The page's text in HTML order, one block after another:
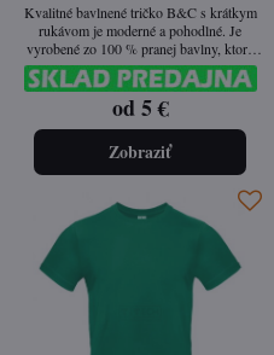
Kvalitné bavlnené tričko B&C s krátkym
rukávom je moderné a pohodlné. Je
vyrobené zo 100 % pranej bavlny, ktorá
zabezpečuje príjemný pocit na tele a vysokú
odolnosť. Má rúrkový strih bez bočných
švov pre dokonalé prispôsobenie a jemnú,
ale pevnú tkaninu RINGSPUN s gramážou
190 g/m². Ideálne na každodenné nosenie aj
potlač loga.
od 5 €
Zobraziť